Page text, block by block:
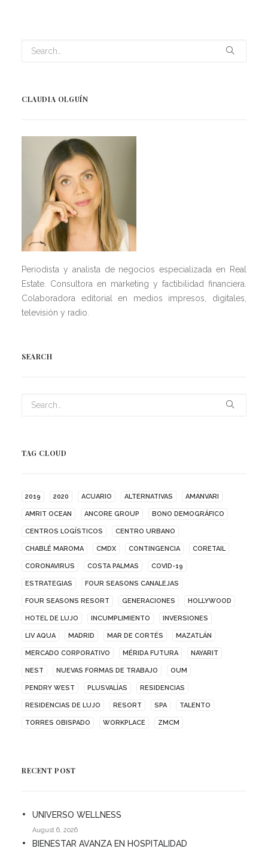
CLAUDIA OLGUÍN
Periodista y analista de negocios especializada en Real
Estate. Consultora en marketing y factibilidad financiera.
Colaboradora editorial en medios impresos, digitales,
televisión y radio.
SEARCH
TAG CLOUD
2019 2020 ACUARIO ALTERNATIVAS AMANVARI
AMRIT OCEAN ANCORE GROUP BONO DEMOGRÁFICO
CENTROS LOGÍSTICOS CENTRO URBANO
CHABLÉ MAROMA CMDX CONTINGENCIA CORETAIL
CORONAVIRUS COSTA PALMAS COVID-19
ESTRATEGIAS FOUR SEASONS CANALEJAS
FOUR SEASONS RESORT GENERACIONES HOLLYWOOD
HOTEL DE LUJO INCUMPLIMIENTO INVERSIONES
LIV AQUA MADRID MAR DE CORTÉS MAZATLÁN
MERCADO CORPORATIVO MÉRIDA FUTURA NAYARIT
NEST NUEVAS FORMAS DE TRABAJO OUM
PENDRY WEST PLUSVALÍAS RESIDENCIAS
RESIDENCIAS DE LUJO RESORT SPA TALENTO
TORRES OBISPADO WORKPLACE ZMCM
RECENT POST
UNIVERSO WELLNESS
August 6, 2026
BIENESTAR AVANZA EN HOSPITALIDAD